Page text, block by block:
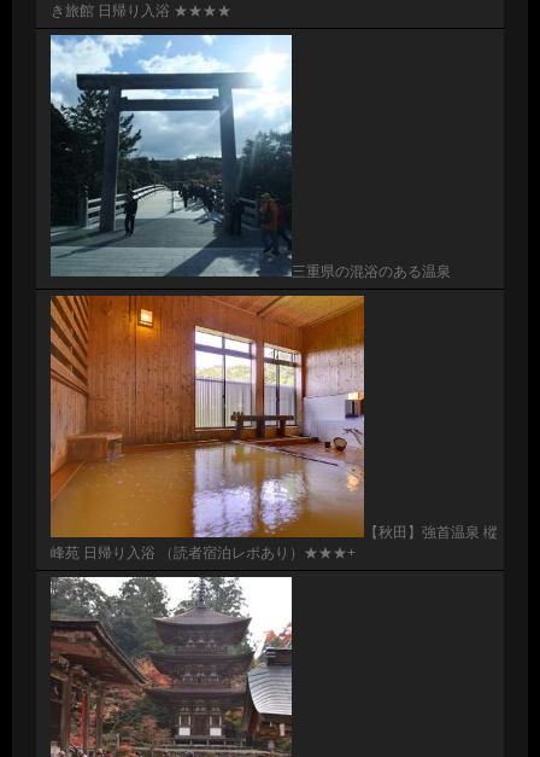
き旅館 日帰り入浴 ★★★★
三重県の混浴のある温泉
【秋田】強首温泉 樅
峰苑 日帰り入浴 （読者宿泊レポあり）★★★+